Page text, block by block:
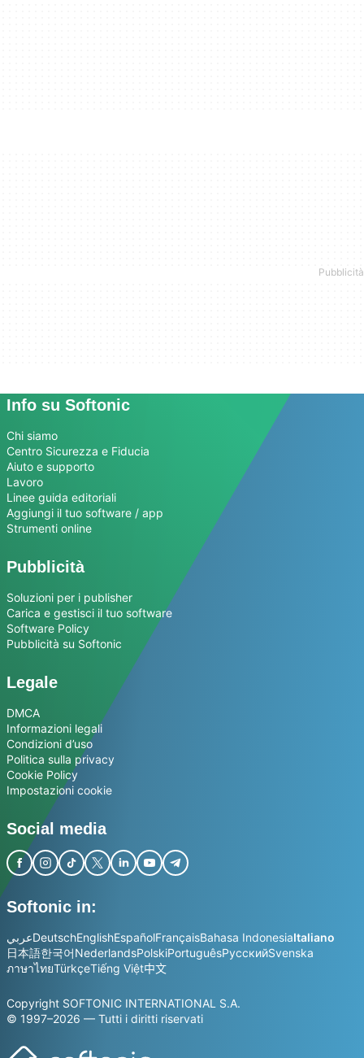
Info su Softonic
Chi siamo
Centro Sicurezza e Fiducia
Aiuto e supporto
Lavoro
Linee guida editoriali
Aggiungi il tuo software / app
Strumenti online
Pubblicità
Soluzioni per i publisher
Carica e gestisci il tuo software
Software Policy
Pubblicità su Softonic
Legale
DMCA
Informazioni legali
Condizioni d’uso
Politica sulla privacy
Cookie Policy
Impostazioni cookie
Social media
Softonic in:
عربيDeutschEnglishEspañolFrançaisBahasa IndonesiaItaliano
日本語한국어NederlandsPolskiPortuguêsРусскийSvenska
ภาษาไทยTürkçeTiếng Việt中文
Copyright SOFTONIC INTERNATIONAL S.A.
© 1997–2026 — Tutti i diritti riservati